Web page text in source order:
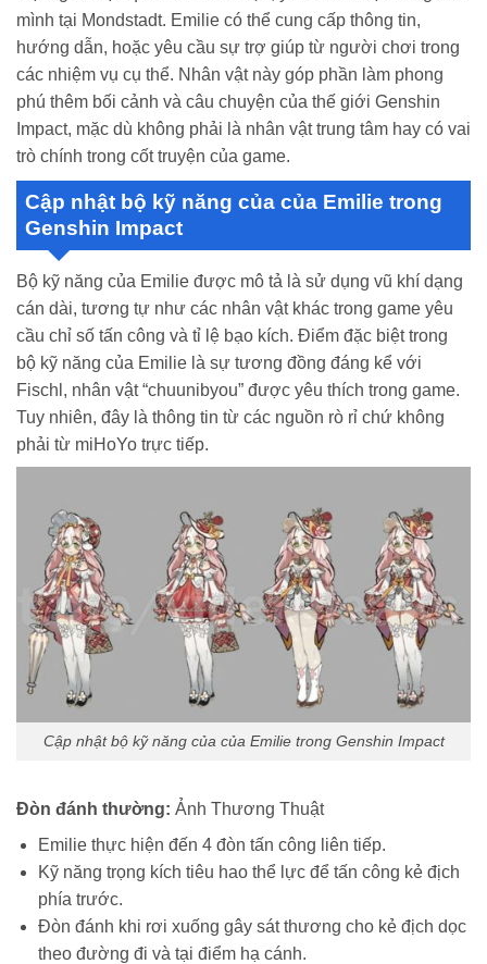
mình tại Mondstadt. Emilie có thể cung cấp thông tin,
hướng dẫn, hoặc yêu cầu sự trợ giúp từ người chơi trong
các nhiệm vụ cụ thể. Nhân vật này góp phần làm phong
phú thêm bối cảnh và câu chuyện của thế giới Genshin
Impact, mặc dù không phải là nhân vật trung tâm hay có vai
trò chính trong cốt truyện của game.
Cập nhật bộ kỹ năng của của Emilie trong
Genshin Impact
Bộ kỹ năng của Emilie được mô tả là sử dụng vũ khí dạng
cán dài, tương tự như các nhân vật khác trong game yêu
cầu chỉ số tấn công và tỉ lệ bạo kích. Điểm đặc biệt trong
bộ kỹ năng của Emilie là sự tương đồng đáng kể với
Fischl, nhân vật “chuunibyou” được yêu thích trong game.
Tuy nhiên, đây là thông tin từ các nguồn rò rỉ chứ không
phải từ miHoYo trực tiếp.
Cập nhật bộ kỹ năng của của Emilie trong Genshin Impact
Đòn đánh thường: Ảnh Thương Thuật
Emilie thực hiện đến 4 đòn tấn công liên tiếp.
Kỹ năng trọng kích tiêu hao thể lực để tấn công kẻ địch
phía trước.
Đòn đánh khi rơi xuống gây sát thương cho kẻ địch dọc
theo đường đi và tại điểm hạ cánh.